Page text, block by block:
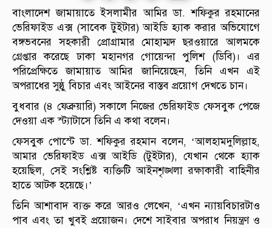
বাংলাদেশ জামায়াতে ইসলামীর আমির ডা. শফিকুর রহমানের
ভেরিফাইড এক্স (সাবেক টুইটার) আইডি হ্যাক করার অভিযোগে
বঙ্গভবনের সহকারী প্রোগ্রামার মোহাম্মদ ছরওয়ারে আলমকে
গ্রেপ্তার করেছে ঢাকা মহানগর গোয়েন্দা পুলিশ (ডিবি)। এর
পরিপ্রেক্ষিতে জামায়াত আমির জানিয়েছেন, তিনি এখন এই
অপরাধের সুষ্ঠু বিচার এবং আইনের বাস্তব প্রয়োগ দেখতে চান।
বুধবার (৪ ফেব্রুয়ারি) সকালে নিজের ভেরিফাইড ফেসবুক পেজে
দেওয়া এক স্ট্যাটাসে তিনি এ কথা বলেন।
ফেসবুক পোস্টে ডা. শফিকুর রহমান বলেন, ‘আলহামদুলিল্লাহ,
আমার ভেরিফাইড এক্স আইডি (টুইটার), যেখান থেকে হ্যাক
হয়েছিল, সেই সংশ্লিষ্ট ব্যক্তিটি আইনশৃঙ্খলা রক্ষাকারী বাহিনীর
হাতে আটক হয়েছে।’
তিনি আশাবাদ ব্যক্ত করে আরও লেখেন, ‘এখন ন্যায়বিচারটাও
পাব এবং তা খুবই প্রয়োজন। দেশে সাইবার অপরাধ নিয়ন্ত্রণ ও